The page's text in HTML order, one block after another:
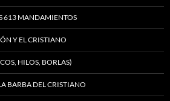
613 MANDAMIENTOS
Y EL CRISTIANO
HILOS, BORLAS)
BARBA DEL CRISTIANO